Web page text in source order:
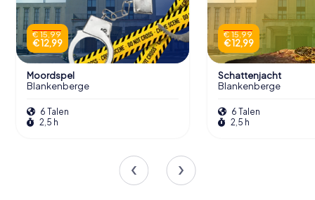
€ 15,99
€ 12,99
Moordspel
Blankenberge
6 Talen
2,5 h
€ 15,99
€ 12,99
Schattenjacht
Blankenberge
6 Talen
2,5 h